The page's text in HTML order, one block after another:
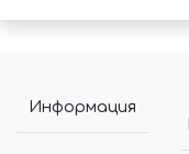
Информация